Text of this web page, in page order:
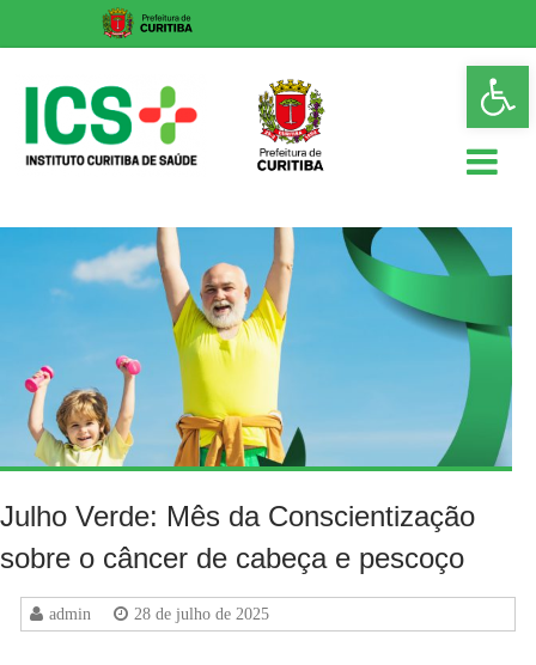
content
ICS
Instituto
Curitiba
Julho Verde: Mês da Conscientização
sobre o câncer de cabeça e pescoço
admin 28 de julho de 2025